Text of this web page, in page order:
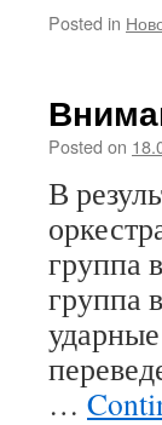
Posted in
Posted on
В
группа
группа
…